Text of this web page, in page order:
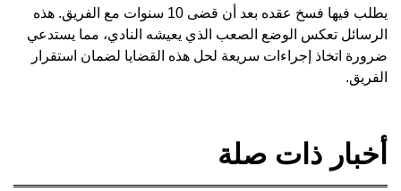
يطلب فيها فسخ عقده بعد أن قضى 10 سنوات مع الفريق. هذه
الرسائل تعكس الوضع الصعب الذي يعيشه النادي، مما يستدعي
ضرورة اتخاذ إجراءات سريعة لحل هذه القضايا لضمان استقرار
الفريق.
أخبار ذات صلة